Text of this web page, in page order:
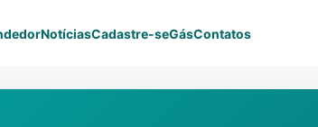
NotíciasCadastre-seGásContatos